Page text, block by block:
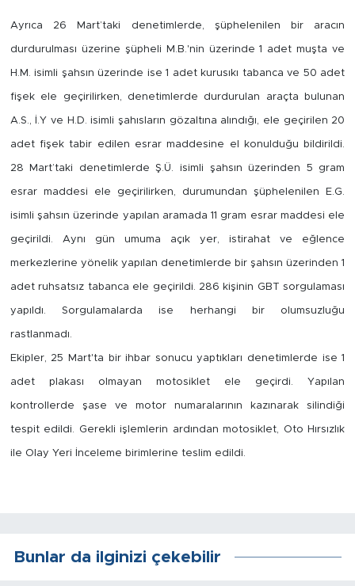
Ayrıca 26 Mart’taki denetimlerde, şüphelenilen bir aracın
durdurulması üzerine şüpheli M.B.'nin üzerinde 1 adet muşta ve
H.M. isimli şahsın üzerinde ise 1 adet kurusıkı tabanca ve 50 adet
fişek ele geçirilirken, denetimlerde durdurulan araçta bulunan
A.S., İ.Y ve H.D. isimli şahısların gözaltına alındığı, ele geçirilen 20
adet fişek tabir edilen esrar maddesine el konulduğu bildirildi.
28 Mart’taki denetimlerde Ş.Ü. isimli şahsın üzerinden 5 gram
esrar maddesi ele geçirilirken, durumundan şüphelenilen E.G.
isimli şahsın üzerinde yapılan aramada 11 gram esrar maddesi ele
geçirildi. Aynı gün umuma açık yer, istirahat ve eğlence
merkezlerine yönelik yapılan denetimlerde bir şahsın üzerinden 1
adet ruhsatsız tabanca ele geçirildi. 286 kişinin GBT sorgulaması
yapıldı. Sorgulamalarda ise herhangi bir olumsuzluğu
rastlanmadı.
Ekipler, 25 Mart'ta bir ihbar sonucu yaptıkları denetimlerde ise 1
adet plakası olmayan motosiklet ele geçirdi. Yapılan
kontrollerde şase ve motor numaralarının kazınarak silindiği
tespit edildi. Gerekli işlemlerin ardından motosiklet, Oto Hırsızlık
ile Olay Yeri İnceleme birimlerine teslim edildi.
Bunlar da ilginizi çekebilir
Pütürge
Magazin
Asayiş
Siyaset
Adıyaman